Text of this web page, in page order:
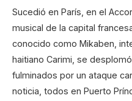
Sucedió en París, en el
musical de la capital
conocido como Mikaben,
haitiano Carimi, se
fulminados por un ataque
noticia, todos en Puerto